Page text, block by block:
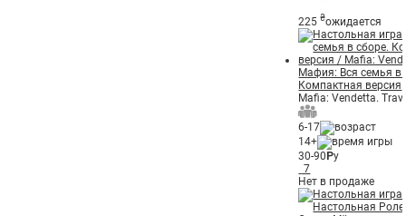
225₴ожидается
Мафия: Вся семья в
Компактная версия
Mafia: Vendetta.
6-17
14+
30-90 Ру
7
Нет в продаже